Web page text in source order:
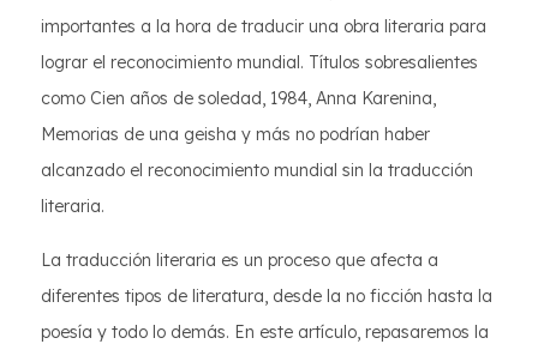
importantes a la hora de traducir una obra literaria para
lograr el reconocimiento mundial. Títulos sobresalientes
como Cien años de soledad, 1984, Anna Karenina,
Memorias de una geisha y más no podrían haber
alcanzado el reconocimiento mundial sin la traducción
literaria.
La traducción literaria es un proceso que afecta a
diferentes tipos de literatura, desde la no ficción hasta la
poesía y todo lo demás. En este artículo, repasaremos la